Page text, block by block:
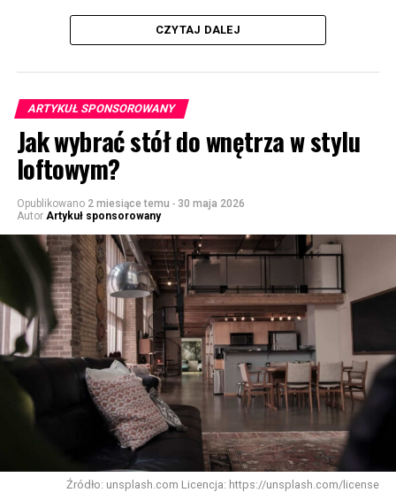
CZYTAJ DALEJ
ARTYKUŁ SPONSOROWANY
Jak wybrać stół do wnętrza w stylu
loftowym?
Opublikowano 2 miesiące temu - 30 maja 2026
Autor Artykuł sponsorowany
Źródło: unsplash.com Licencja: https://unsplash.com/license